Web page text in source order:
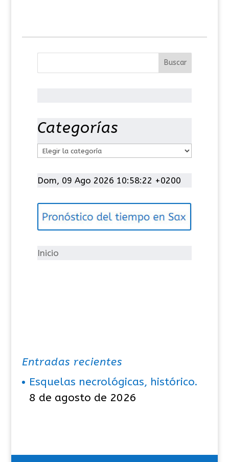
Categorías
t
g
í
Dom, 09 Ago 2026 10:58:22 +0200
Inicio
Entradas recientes
Esquelas necrológicas, histórico.
8 de agosto de 2026